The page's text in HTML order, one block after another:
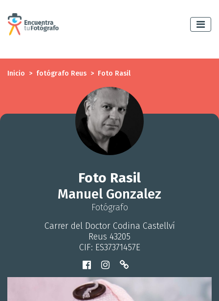
Inicio fotógrafo Reus Foto Rasil
Foto Rasil
Manuel Gonzalez
Fotógrafo
Carrer del Doctor Codina Castellví
Reus 43205
CIF: ES37371457E